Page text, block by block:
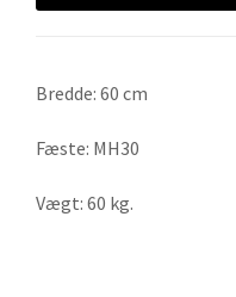
Bredde: 60 cm
Fæste: MH30
Vægt: 60 kg.